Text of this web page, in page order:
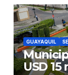
GUAYAQUIL
USD